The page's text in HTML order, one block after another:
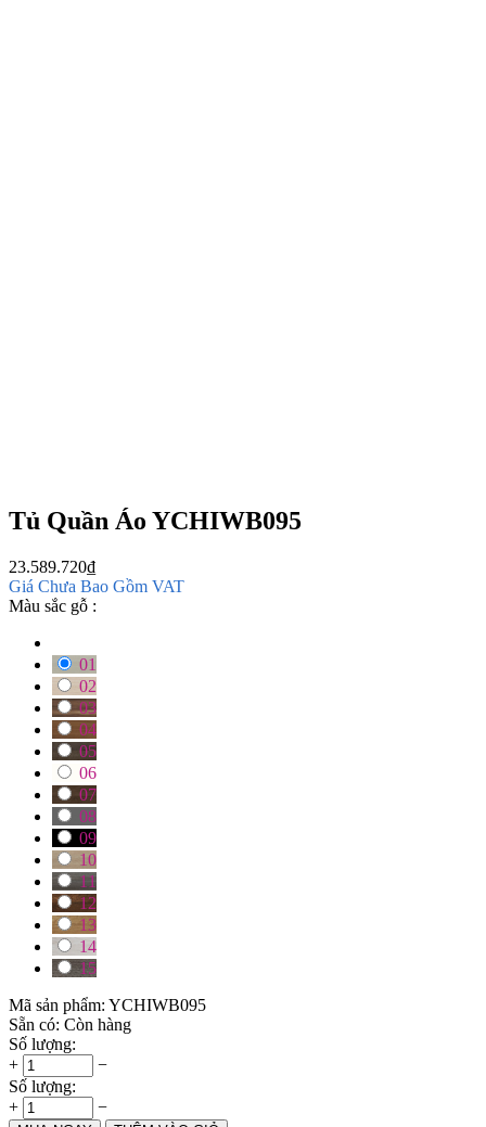
Tủ Quần Áo YCHIWB095
23.589.720₫
Giá Chưa Bao Gồm VAT
Màu sắc gỗ :
01
02
03
04
05
06
07
08
09
10
11
12
13
14
15
Mã sản phẩm: YCHIWB095
Sẵn có: Còn hàng
Số lượng:
+
−
Số lượng:
+
−